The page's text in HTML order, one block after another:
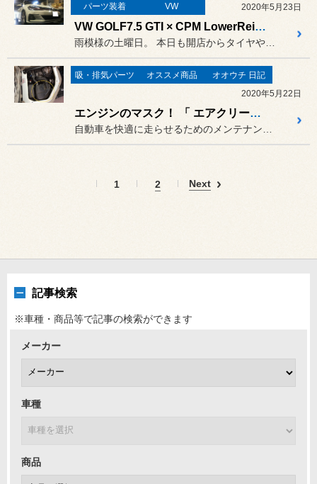
パーツ装着 VW 2020年5月23日
VW GOLF7.5 GTI × CPM LowerReinforcement！!
吸・排気パーツ オススメ商品
オオウチ 日記
2020年5月22日
エンジンのマスク！ 「 エアクリーナー 」の交換です。
1 2 Next
記事検索
※車種・商品等で記事の検索ができます
メーカー
車種
商品